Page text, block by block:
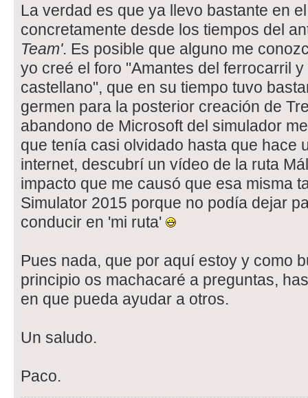
La verdad es que ya llevo bastante en
concretamente desde los tiempos del
Team'. Es posible que alguno me
yo creé el foro "Amantes del ferrocarril
castellano", que en su tiempo tuvo
germen para la posterior creación de
abandono de Microsoft del simulador
que tenía casi olvidado hasta que hace
internet, descubrí un vídeo de la ruta
impacto que me causó que esa misma
Simulator 2015 porque no podía dejar
conducir en 'mi ruta'
Pues nada, que por aquí estoy y como
principio os machacaré a preguntas,
en que pueda ayudar a otros.
Un saludo.
Paco.